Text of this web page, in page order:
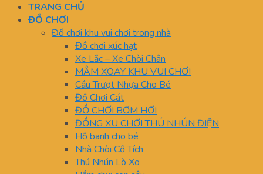
TRANG CHỦ
ĐỒ CHƠI
Đồ chơi khu vui chơi trong nhà
Đồ chơi xúc hạt
Xe Lắc – Xe Chòi Chân
MÂM XOAY KHU VUI CHƠI
Cầu Trượt Nhựa Cho Bé
Đồ Chơi Cát
ĐỒ CHƠI BƠM HƠI
ĐỒNG XU CHƠI THÚ NHÚN ĐIỆN
Hồ banh cho bé
Nhà Chòi Cổ Tích
Thú Nhún Lò Xo